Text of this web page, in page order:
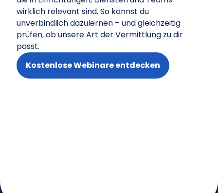
wirklich relevant sind. So kannst du
unverbindlich dazulernen – und gleichzeitig
prüfen, ob unsere Art der Vermittlung zu dir
passt.
Kostenlose Webinare entdecken